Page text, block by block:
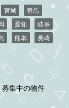
宮城
群馬
愛知
岐阜
熊本
長崎
募集中の物件